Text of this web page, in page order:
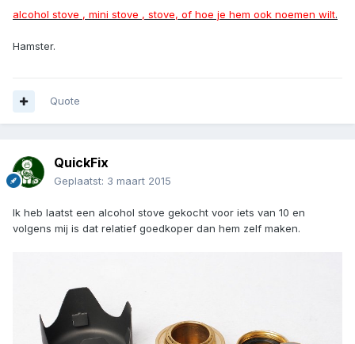
alcohol stove , mini stove , stove, of hoe je hem ook noemen wilt.
Hamster.
Quote
QuickFix
Geplaatst: 3 maart 2015
Ik heb laatst een alcohol stove gekocht voor iets van 10 en
volgens mij is dat relatief goedkoper dan hem zelf maken.